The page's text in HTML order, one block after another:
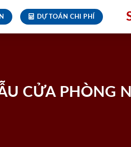
DỰ TOÁN CHI PHÍ
CỬA PHÒNG